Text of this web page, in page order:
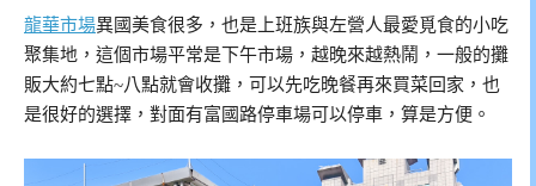
龍華市場異國美食很多，也是上班族與左營人最愛覓食的小吃
聚集地，這個市場平常是下午市場，越晚來越熱鬧，一般的攤
販大約七點~八點就會收攤，可以先吃晚餐再來買菜回家，也
是很好的選擇，對面有富國路停車場可以停車，算是方便。